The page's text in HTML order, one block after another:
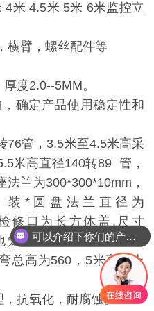
米 4.5米 5米 6米监控立
横臂，螺丝配件等
度2.0--5MM。
确定产品使用稳定性和
76管，3.5米至4.5米高采
米高直径140转89 管，
兰为300*300*10mm，
装*圆盘法兰直径为
修口为长方体盖.尺寸
笼材质为45号钢,高为
总高为560，5米高以上
抗氧化，耐腐蚀。
可以介绍下你们的产品么